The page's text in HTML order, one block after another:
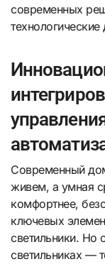
современных
Современный
живем, а умная
комфортнее,
ключевых
светильники. Но
светильниках —